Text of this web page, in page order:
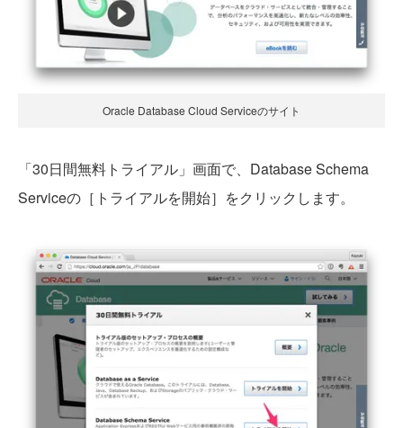
Oracle Database Cloud Serviceのサイト
「30日間無料トライアル」画面で、Database Schema
Serviceの［トライアルを開始］をクリックします。